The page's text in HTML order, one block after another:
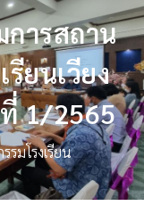
ารสถาน
ยนเวียง
1/2565
รมโรงเรียน